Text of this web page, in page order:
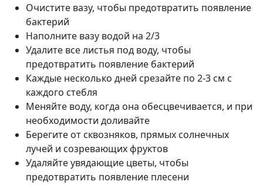
Очистите вазу, чтобы предотвратить появление
бактерий
Наполните вазу водой на 2/3
Удалите все листья под воду, чтобы
предотвратить появление бактерий
Каждые несколько дней срезайте по 2-3 см с
каждого стебля
Меняйте воду, когда она обесцвечивается, и при
необходимости доливайте
Берегите от сквозняков, прямых солнечных
лучей и созревающих фруктов
Удаляйте увядающие цветы, чтобы
предотвратить появление плесени